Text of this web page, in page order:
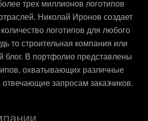
трех миллионов логотипов
Николай Иронов создает
логотипов для любого
то строительная компания или
блог. В портфолио представлены
охватывающих различные
отвечающие запросам заказчиков.